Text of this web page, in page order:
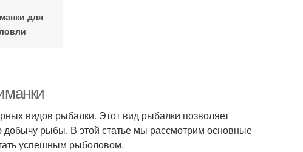
для
видов рыбалки. Этот вид рыбалки позволяет
добычу рыбы. В этой статье мы рассмотрим основные
успешным рыболовом.